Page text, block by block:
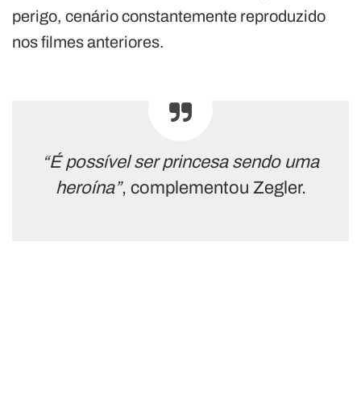
perigo, cenário constantemente reproduzido
nos filmes anteriores.
“É possível ser princesa sendo uma
heroína”, complementou Zegler.